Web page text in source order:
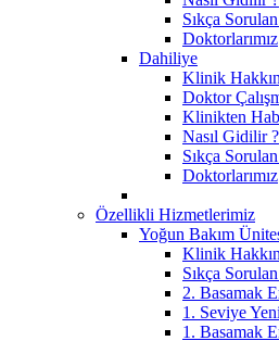
Sıkça
Doktorlarımız
Dahiliye
Klinik
Doktor
Klinikten
Nasıl Gidilir ?
Sıkça
Doktorlarımız
Özellikli Hizmetlerimiz
Yoğun Bakım
Klinik
Sıkça
2. Basamak
1. Seviye
1. Basamak